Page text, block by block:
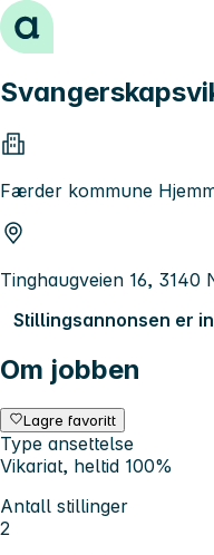
Hopp til innhold
Færder kommune
Tinghaugveien 16, 3140
Stillingsannonsen er
Om jobben
Lagre favoritt
Type ansettelse
Vikariat, heltid 100%
Antall stillinger
2